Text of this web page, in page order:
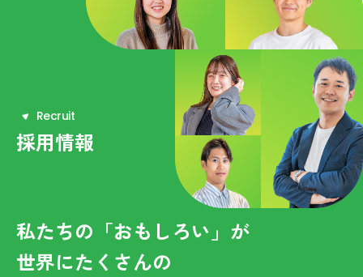
Recruit
採用情報
私たちの「おもしろい」が
世界にたくさんの